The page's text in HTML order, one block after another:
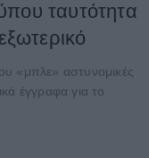
ταυτότητα
«μπλε» αστυνομικές
έγγραφα για το